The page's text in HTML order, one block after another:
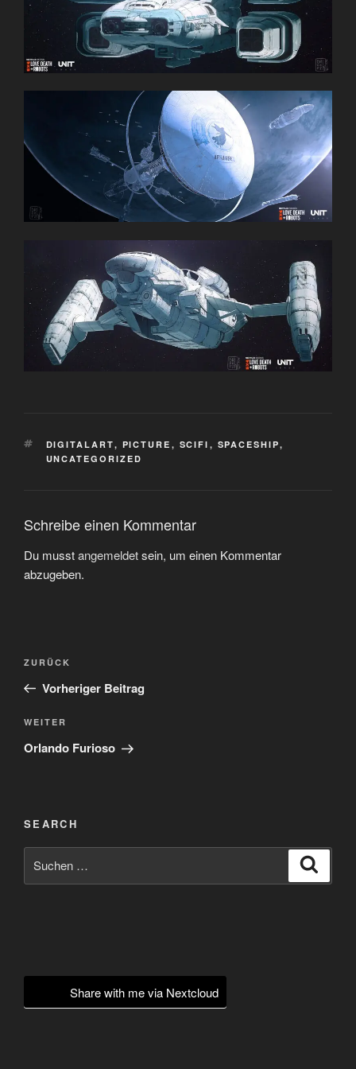
SCHLAGWÖRTER
DIGITALART, PICTURE , SCIFI , SPACESHIP,
UNCATEGORIZED
Schreibe einen Kommentar
Du musstangemeldetsein, um einen Kommentar
abzugeben.
Beitragsnavigation
Vorheriger
Beitrag
ZURÜCK
Vorheriger Beitrag
Nächster
Beitrag
WEITER
Orlando Furioso
SEARCH
nach:
Share with me via Nextcloud